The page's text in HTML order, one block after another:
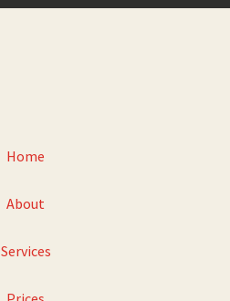
Home
About
Services